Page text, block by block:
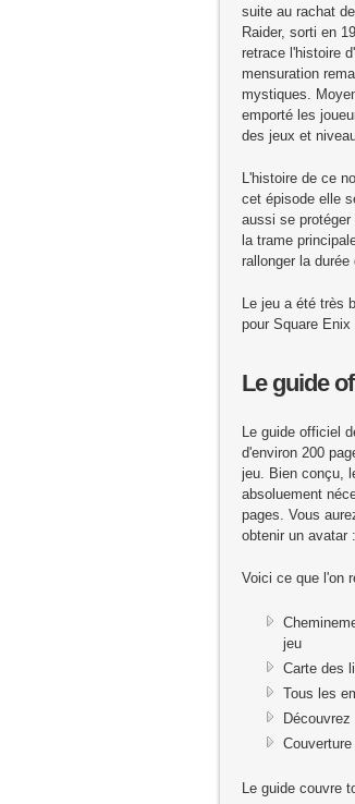
suite au rachat
Raider, sorti en
retrace l'histoire
mensuration
mystiques.
emporté les
des jeux et
L'histoire de ce
cet épisode elle
aussi se
la trame
rallonger la
Le jeu a été très
pour Square
Le guide
Le guide officiel
d'environ 200
jeu. Bien conçu,
absoluement
pages. Vous
obtenir un avatar
Voici ce que l'on
jeu
Carte des
Tous les
Le guide couvre